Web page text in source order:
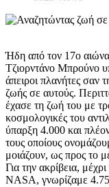
Ήδη από τον 17ο
Τζιορντάνο Μπρούνο
άπειροι πλανήτες σαν
ζωής σε αυτούς.
έχασε τη ζωή του με
κοσμολογικές του
ύπαρξη 4.000 και
τους οποίους
μοιάζουν, ως προς το
Για την ακρίβεια,
NASA, γνωρίζαμε